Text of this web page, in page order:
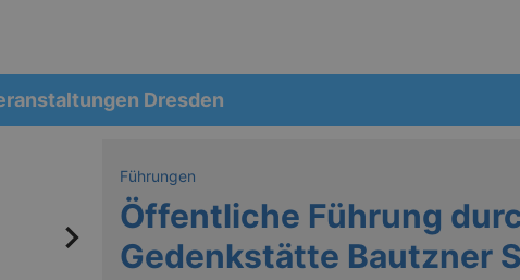
Dresden
Führungen
Öffentliche Führung
Gedenkstätte Bautzner